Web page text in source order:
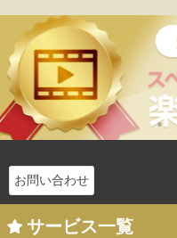
お問い合わせ
サービス一覧